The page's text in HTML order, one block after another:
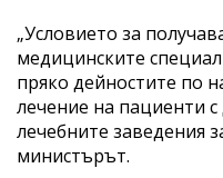
„Условието за
медицинските
пряко дейностите по
лечение на пациенти
лечебните заведения
министърът.